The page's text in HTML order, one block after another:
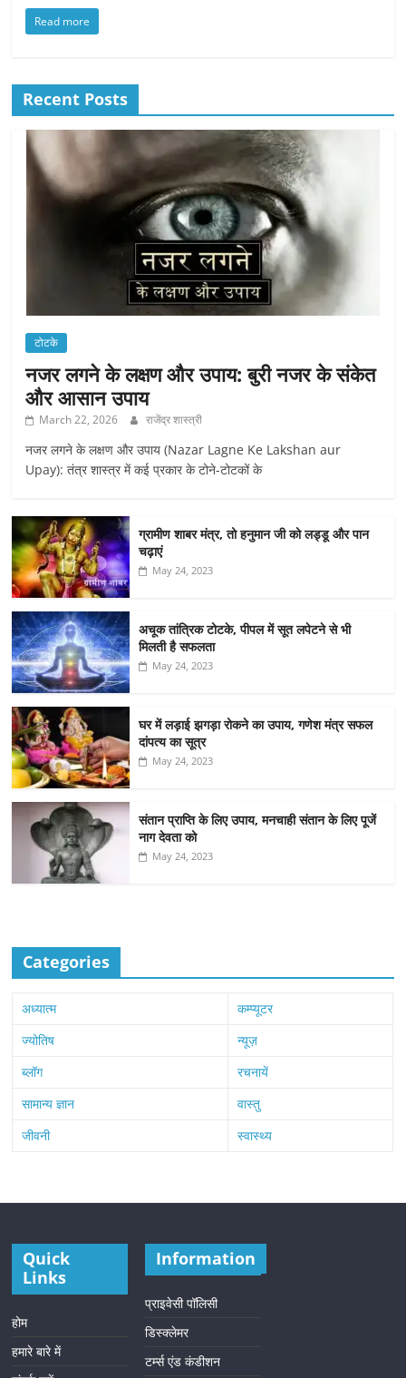
Read more
Recent Posts
टोटके
नजर लगने के लक्षण और उपाय: बुरी नजर के संकेत
और आसान उपाय
March 22, 2026 राजेंद्र शास्त्री
नजर लगने के लक्षण और उपाय (Nazar Lagne Ke Lakshan aur
Upay): तंत्र शास्त्र में कई प्रकार के टोने-टोटकों के
ग्रामीण शाबर मंत्र, तो हनुमान जी को लड्डू और पान
चढ़ाएं
May 24, 2023
अचूक तांत्रिक टोटके, पीपल में सूत लपेटने से भी
मिलती है सफलता
May 24, 2023
घर में लड़ाई झगड़ा रोकने का उपाय, गणेश मंत्र सफल
दांपत्य का सूत्र
May 24, 2023
संतान प्राप्ति के लिए उपाय, मनचाही संतान के लिए पूजें
नाग देवता को
May 24, 2023
Categories
अध्यात्म
कम्प्यूटर
ज्योतिष
न्यूज़
ब्लॉग
रचनायें
सामान्य ज्ञान
वास्तु
जीवनी
स्वास्थ्य
Quick
Links
होम
हमारे बारे में
Information
प्राइवेसी पॉलिसी
डिस्क्लेमर
टर्म्स एंड कंडीशन